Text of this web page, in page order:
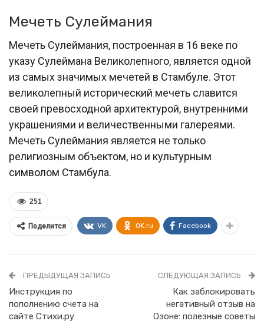
Мечеть Сулеймания
Мечеть Сулеймания, построенная в 16 веке по
указу Сулеймана Великолепного, является одной
из самых значимых мечетей в Стамбуле. Этот
великолепный исторический мечеть славится
своей превосходной архитектурой, внутренними
украшениями и величественными галереями.
Мечеть Сулеймания является не только
религиозным объектом, но и культурным
символом Стамбула.
251
Поделится VK OK.ru Facebook
ПРЕДЫДУЩАЯ ЗАПИСЬ
Инструкция по
пополнению счета на
сайте Стихи.ру
СЛЕДУЮЩАЯ ЗАПИСЬ
Как заблокировать
негативный отзыв на
Озоне: полезные советы